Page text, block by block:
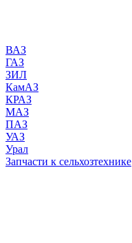
ВАЗ
ГАЗ
ЗИЛ
КамАЗ
КРАЗ
МАЗ
ПАЗ
УАЗ
Урал
Запчасти к сельхозтехнике